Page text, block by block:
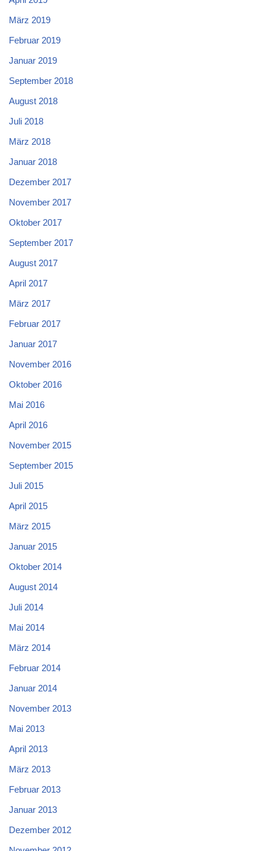
März 2019
Februar 2019
Januar 2019
September 2018
August 2018
Juli 2018
März 2018
Januar 2018
Dezember 2017
November 2017
Oktober 2017
September 2017
August 2017
April 2017
März 2017
Februar 2017
Januar 2017
November 2016
Oktober 2016
Mai 2016
April 2016
November 2015
September 2015
Juli 2015
April 2015
März 2015
Januar 2015
Oktober 2014
August 2014
Juli 2014
Mai 2014
März 2014
Februar 2014
Januar 2014
November 2013
Mai 2013
April 2013
März 2013
Februar 2013
Januar 2013
Dezember 2012